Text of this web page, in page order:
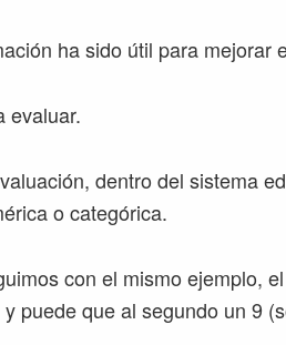
ha sido útil para mejorar
evaluar.
dentro del sistema
o categórica.
con el mismo ejemplo,
puede que al segundo un 9